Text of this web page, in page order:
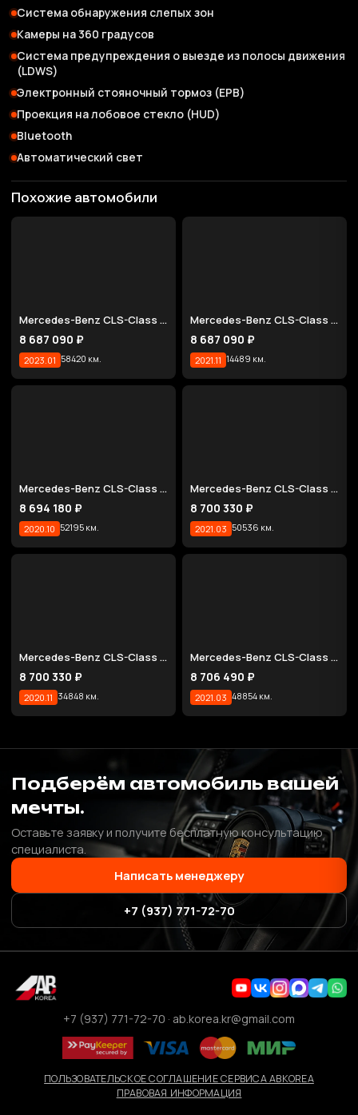
Система обнаружения слепых зон
Камеры на 360 градусов
Система предупреждения о выезде из полосы движения
(LDWS)
Электронный стояночный тормоз (EPB)
Проекция на лобовое стекло (HUD)
Bluetooth
Автоматический свет
Похожие автомобили
Mercedes-Benz CLS-Class CLS450 4MATIC
8 687 090 ₽
2023.01 58420 км.
Mercedes-Benz CLS-Class CLS450 4MATIC AMG Line
8 687 090 ₽
2021.11 14489 км.
Mercedes-Benz CLS-Class CLS450 4MATIC Designo Exclusive Edition
8 694 180 ₽
2020.10 52195 км.
Mercedes-Benz CLS-Class CLS450 4MATIC AMG Line
8 700 330 ₽
2021.03 50536 км.
Mercedes-Benz CLS-Class CLS450 4MATIC AMG Line
8 700 330 ₽
2020.11 34848 км.
Mercedes-Benz CLS-Class CLS450 4MATIC AMG Line
8 706 490 ₽
2021.03 48854 км.
Подберём автомобиль вашей
мечты.
Оставьте заявку и получите бесплатную консультацию
специалиста.
Написать менеджеру
+7 (937) 771-72-70
+7 (937) 771-72-70 · ab.korea.kr@gmail.com
ПОЛЬЗОВАТЕЛЬСКОЕ СОГЛАШЕНИЕ СЕРВИСА ABKOREA
ПРАВОВАЯ ИНФОРМАЦИЯ